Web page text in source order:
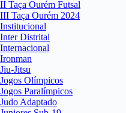
II Taça Ourém Futsal
III Taça Ourém 2024
Institucional
Inter Distrital
Internacional
Ironman
Jiu-Jitsu
Jogos Olímpicos
Jogos Paralímpicos
Judo Adaptado